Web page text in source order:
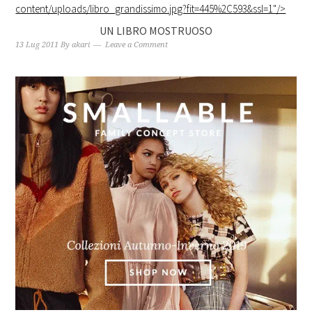
content/uploads/libro_grandissimo.jpg?fit=445%2C593&ssl=1"/>
UN LIBRO MOSTRUOSO
13 Lug 2011 Byakari Leave a Comment